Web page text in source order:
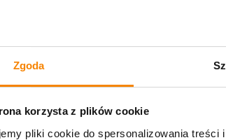
Zgoda
korzysta z plików cookie
pliki cookie do spersonalizowania treści